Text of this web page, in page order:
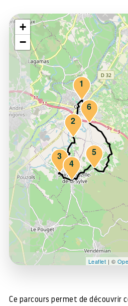
1
2
3
4
5
6
+
−
Leaflet | ©
Ce parcours permet de découvrir